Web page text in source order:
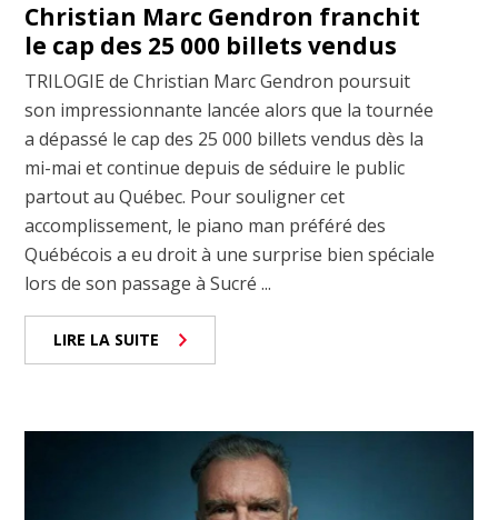
Christian Marc Gendron franchit
le cap des 25 000 billets vendus
TRILOGIE de Christian Marc Gendron poursuit
son impressionnante lancée alors que la tournée
a dépassé le cap des 25 000 billets vendus dès la
mi-mai et continue depuis de séduire le public
partout au Québec. Pour souligner cet
accomplissement, le piano man préféré des
Québécois a eu droit à une surprise bien spéciale
lors de son passage à Sucré ...
LIRE LA SUITE